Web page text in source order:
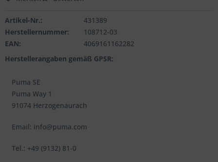
Artikel-Nr.:
431389
Herstellernummer:
108712-03
EAN:
4069161162282
Herstellerangaben gemäß GPSR:
Puma SE
Puma Way 1
91074 Herzogenaurach
Email: info@puma.com
Tel.: +49 (9132) 81-0